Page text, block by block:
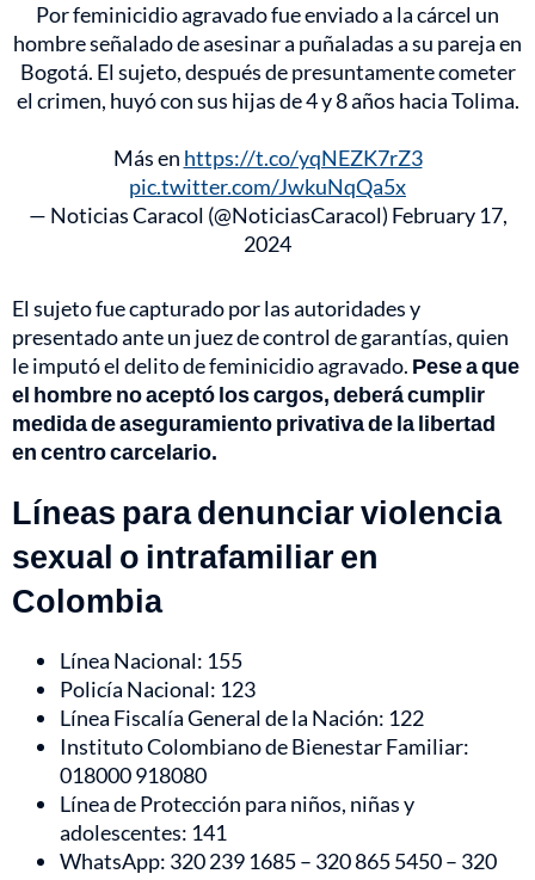
Por feminicidio agravado fue enviado a la cárcel un
hombre señalado de asesinar a puñaladas a su pareja en
Bogotá. El sujeto, después de presuntamente cometer
el crimen, huyó con sus hijas de 4 y 8 años hacia Tolima.
Más en https://t.co/yqNEZK7rZ3
pic.twitter.com/JwkuNqQa5x
— Noticias Caracol (@NoticiasCaracol) February 17,
2024
El sujeto fue capturado por las autoridades y
presentado ante un juez de control de garantías, quien
le imputó el delito de feminicidio agravado. Pese a que
el hombre no aceptó los cargos, deberá cumplir
medida de aseguramiento privativa de la libertad
en centro carcelario.
Líneas para denunciar violencia
sexual o intrafamiliar en
Colombia
Línea Nacional: 155
Policía Nacional: 123
Línea Fiscalía General de la Nación: 122
Instituto Colombiano de Bienestar Familiar:
018000 918080
Línea de Protección para niños, niñas y
adolescentes: 141
WhatsApp: 320 239 1685 – 320 865 5450 – 320